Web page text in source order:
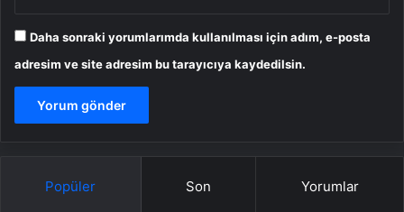
Daha sonraki yorumlarımda kullanılması için adım, e-posta
adresim ve site adresim bu tarayıcıya kaydedilsin.
Popüler Son Yorumlar